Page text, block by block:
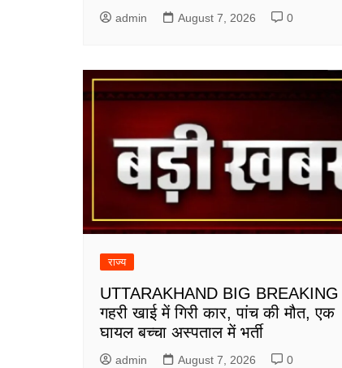
admin August 7, 2026 0
राज्य
UTTARAKHAND BIG BREAKING
गहरी खाई में गिरी कार, पांच की मौत, एक
घायल बच्चा अस्पताल में भर्ती
admin August 7, 2026 0